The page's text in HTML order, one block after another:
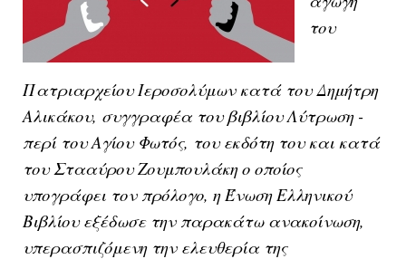
του
Πατριαρχείου Ιεροσολύμων κατά του Δημήτρη
Αλικάκου, συγγραφέα του βιβλίου Λύτρωση -
περί του Αγίου Φωτός, του εκδότη του και κατά
του Στααύρου Ζουμπουλάκη ο οποίος
υπογράφει τον πρόλογο, η Ένωση Ελληνικού
Βιβλίου εξέδωσε την παρακάτω ανακοίνωση,
υπερασπιζόμενη την ελευθερία της